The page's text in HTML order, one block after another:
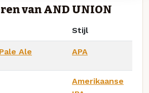
van AND UNION
Stijl
Ale APA
Amerikaanse